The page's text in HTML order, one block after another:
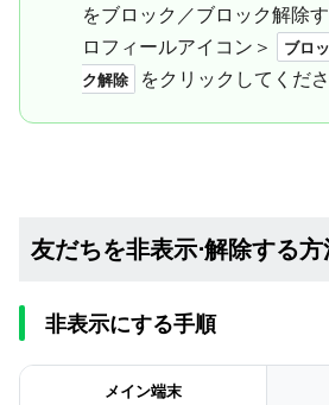
をブロック／ブロック解除
ロフィールアイコン＞
ブロ
ク解除
をクリックしてくださ
友だちを非表示⋅解除する
非表示にする手順
メイン端末